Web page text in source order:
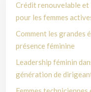
Crédit renouvelable
pour les femmes
Comment les grandes
présence féminine
Leadership féminin
génération de